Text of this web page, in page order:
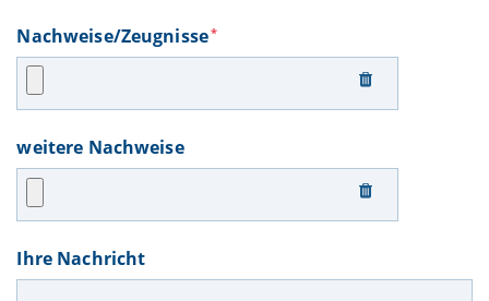
Nachweise/Zeugnisse*
weitere Nachweise
Ihre Nachricht